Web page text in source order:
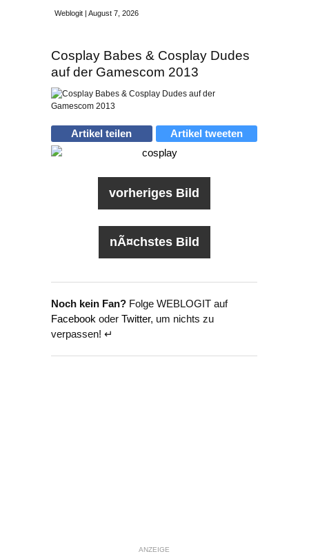
Weblogit | August 7, 2026
Cosplay Babes & Cosplay Dudes
auf der Gamescom 2013
Artikel teilen Artikel tweeten
vorheriges Bild
nÃ¤chstes Bild
Noch kein Fan? Folge WEBLOGIT auf
Facebook oder Twitter, um nichts zu
verpassen! ↵
ANZEIGE